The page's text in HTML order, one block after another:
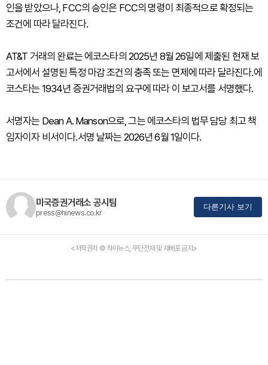
인을 받았으나, FCC의 승인은 FCC의 명령이 최종적으로 확정되는
조건에 따라 달라진다.
AT&T 거래의 완료는 에코스타의 2025년 8월 26일에 제출된 현재 보
고서에서 설명된 특정 마감 조건의 충족 또는 면제에 따라 달라진다.에
코스타는 1934년 증권거래법의 요구에 따라 이 보고서를 서명했다.
서명자는 Dean A. Manson으로, 그는 에코스타의 법무 담당 최고 책
임자이자 비서이다.서명 날짜는 2026년 6월 1일이다.
미국증권거래소 공시팀
press@hinews.co.kr
다른기사 보기
<저작권자 © 하이뉴스, 무단전재 및 재배포 금지>